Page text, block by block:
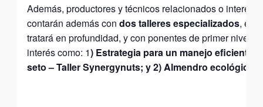
Además, productores y técnicos relacionados o
contarán además condos talleres especializados, en
tratará en profundidad, y con ponentes de primer nivel,
interés como: 1) Estrategia para un manejo eficiente
seto – Taller Synergynuts; y 2) Almendro ecológico